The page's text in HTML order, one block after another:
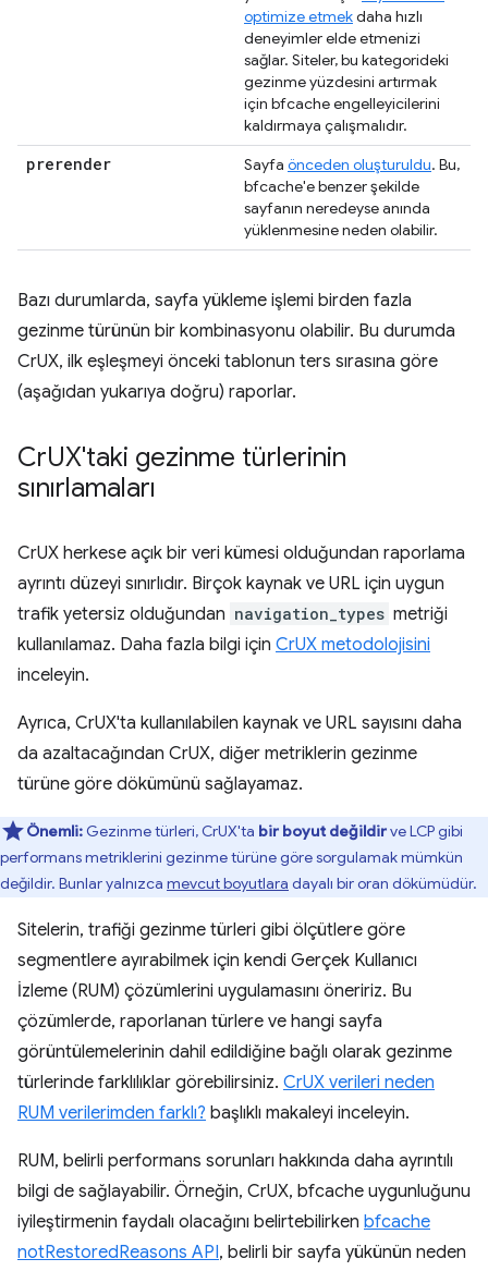
optimize etmekdaha hızlı
deneyimler elde etmenizi
sağlar. Siteler, bu kategorideki
gezinme yüzdesini artırmak
için bfcache engelleyicilerini
kaldırmaya çalışmalıdır.
prerender Sayfa önceden oluşturuldu. Bu,
bfcache'e benzer şekilde
sayfanın neredeyse anında
yüklenmesine neden olabilir.
Bazı durumlarda, sayfa yükleme işlemi birden fazla
gezinme türünün bir kombinasyonu olabilir. Bu durumda
CrUX, ilk eşleşmeyi önceki tablonun ters sırasına göre
(aşağıdan yukarıya doğru) raporlar.
CrUX'taki gezinme türlerinin
sınırlamaları
CrUX herkese açık bir veri kümesi olduğundan raporlama
ayrıntı düzeyi sınırlıdır. Birçok kaynak ve URL için uygun
trafik yetersiz olduğundan navigation_types metriği
kullanılamaz. Daha fazla bilgi için CrUX metodolojisini
inceleyin.
Ayrıca, CrUX'ta kullanılabilen kaynak ve URL sayısını daha
da azaltacağından CrUX, diğer metriklerin gezinme
türüne göre dökümünü sağlayamaz.
Önemli: Gezinme türleri, CrUX'ta bir boyut değildirve LCP gibi
performans metriklerini gezinme türüne göre sorgulamak mümkün
değildir. Bunlar yalnızca mevcut boyutlara dayalı bir oran dökümüdür.
Sitelerin, trafiği gezinme türleri gibi ölçütlere göre
segmentlere ayırabilmek için kendi Gerçek Kullanıcı
İzleme (RUM) çözümlerini uygulamasını öneririz. Bu
çözümlerde, raporlanan türlere ve hangi sayfa
görüntülemelerinin dahil edildiğine bağlı olarak gezinme
türlerinde farklılıklar görebilirsiniz. CrUX verileri neden
RUM verilerimden farklı? başlıklı makaleyi inceleyin.
RUM, belirli performans sorunları hakkında daha ayrıntılı
bilgi de sağlayabilir. Örneğin, CrUX, bfcache uygunluğunu
iyileştirmenin faydalı olacağını belirtebilirken bfcache
notRestoredReasons API, belirli bir sayfa yükünün neden